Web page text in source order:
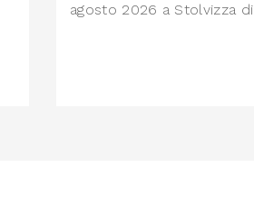
agosto 2026 a Stolvizza di